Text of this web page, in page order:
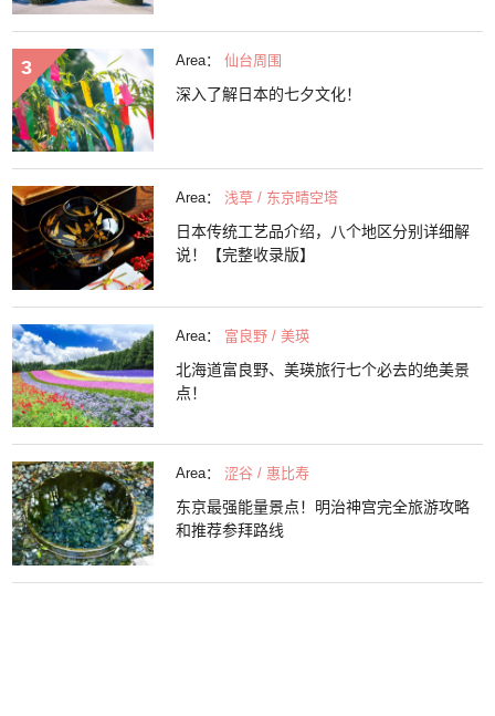
Area： 仙台周围
深入了解日本的七夕文化！
Area： 浅草 / 东京晴空塔
日本传统工艺品介绍，八个地区分别详细解
说！【完整收录版】
Area： 富良野 / 美瑛
北海道富良野、美瑛旅行七个必去的绝美景
点！
Area： 涩谷 / 惠比寿
东京最强能量景点！明治神宫完全旅游攻略
和推荐参拜路线